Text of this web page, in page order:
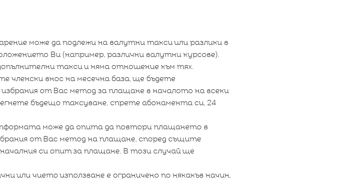
може да подлежи на валутни такси или разлики в
Ви (например, различни валутни курсове).
такси и няма отношение към тях.
внос на месечна база, ще бъдете
от Вас метод за плащане в началото на всеки
бъдещо таксуване, спрете абонамента си, 24
може да опита да повтори плащането в
от Вас метод на плащане, според същите
си опит за плащане. В този случай ще
или чието използване е ограничено по някакъв начин,